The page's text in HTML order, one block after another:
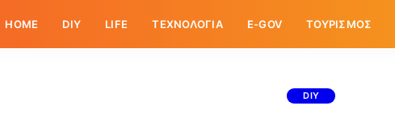
HOME DIY LIFE ΤΕΧΝΟΛΟΓΙΑ E-GOV ΤΟΥΡΙΣΜΟΣ
DIY